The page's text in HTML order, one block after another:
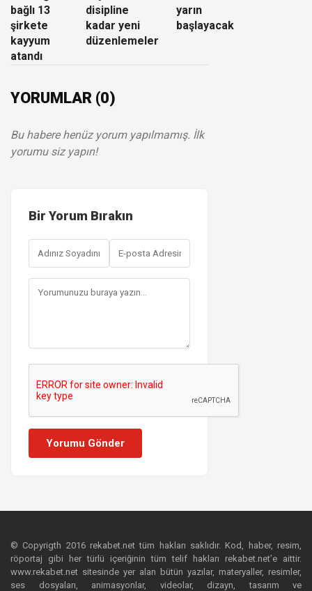
bağlı 13
şirkete
kayyum
atandı
disipline
kadar yeni
düzenlemeler
yarın
başlayacak
YORUMLAR (0)
Bu habere henüz yorum yapılmamış. İlk
yorumu siz yapın!
Bir Yorum Bırakın
Yorumu Gönder
© Copyrigth 2016 rekabet.net tüm hakları saklıdır. Kod, haber, resim,
röportaj gibi her türlü içeriğinin tüm telif hakları rekabet.net’e aittir.
www.rekabet.net sitesinde yer alan bütün yazılar, materyaller, resimler,
ses dosyaları, animasyonlar, videolar, dizayn, tasarım ve